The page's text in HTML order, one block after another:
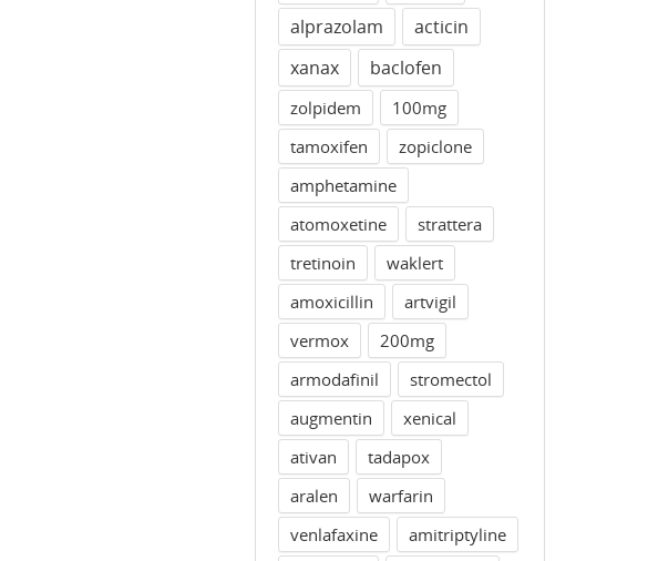
alprazolam
acticin
xanax
baclofen
zolpidem
100mg
tamoxifen
zopiclone
amphetamine
atomoxetine
strattera
tretinoin
waklert
amoxicillin
artvigil
vermox
200mg
armodafinil
stromectol
augmentin
xenical
ativan
tadapox
aralen
warfarin
venlafaxine
amitriptyline